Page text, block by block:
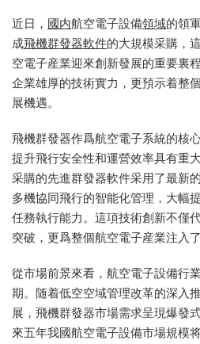
近日， 國内航空電子設備領域的領
成飛機群發器軟件的大規模采購，
空電子産業迎來創新發展的重要裏
企業雄厚的技術實力，更預示着整
展機遇。
飛機群發器作爲航空電子系統的核
提升飛行安全性和運營效率具有重
采購的先進群發器軟件采用了最新
多機協同飛行的智能化管理，大幅
任務執行能力。這項技術創新不僅
突破，更爲整個航空電子産業注入
從市場前景來看，航空電子設備行
期。随着低空空域管理改革的深入
展，飛機群發器市場需求呈現爆發
來五年我國航空電子設備市場規模